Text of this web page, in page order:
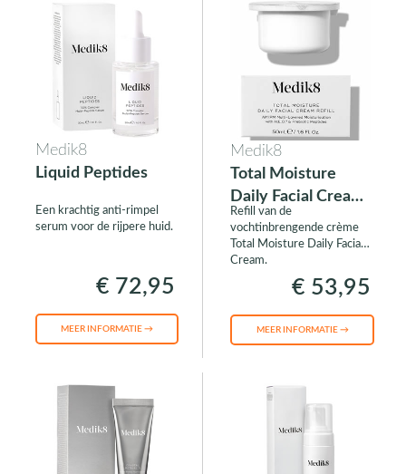
Medik8
Liquid Peptides
Een krachtig anti-rimpel
serum voor de rijpere huid.
€ 72,95
MEER INFORMATIE →
Medik8
Total Moisture
Daily Facial Cream
Refill
Refill van de
vochtinbrengende crème
Total Moisture Daily Facial
Cream.
€ 53,95
MEER INFORMATIE →